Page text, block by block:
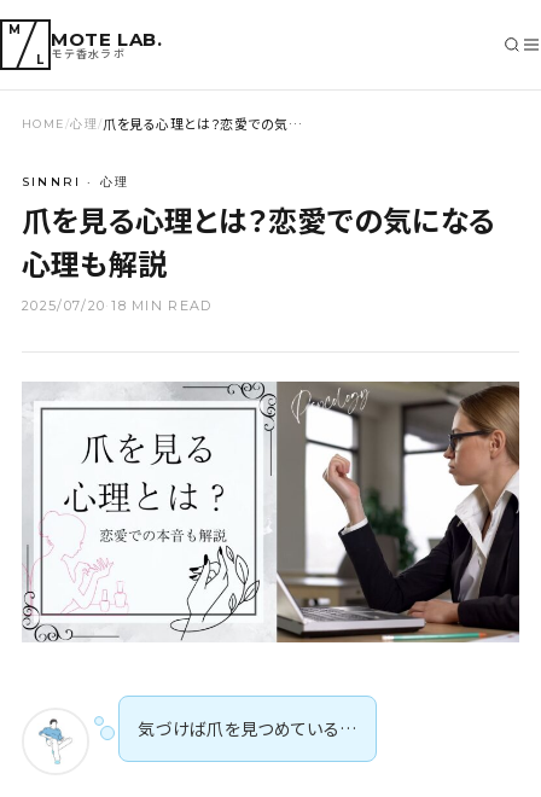
M
L
MOTE LAB.
モテ香水ラボ
HOME /心理 /爪を見る心理とは？恋愛での気…
SINNRI · 心理
爪を見る心理とは？恋愛での気になる
心理も解説
2025/07/20·18 MIN READ
気づけば爪を見つめている…